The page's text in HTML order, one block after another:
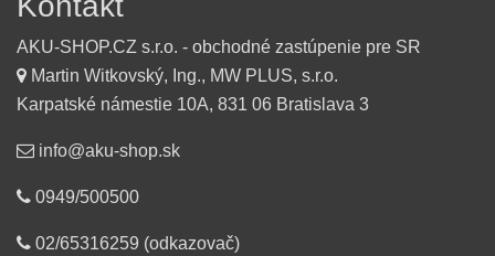
AKU-SHOP.CZ s.r.o. - obchodné zastúpenie pre SR
Martin Witkovský, Ing., MW PLUS, s.r.o.
Karpatské námestie 10A, 831 06 Bratislava 3
info@aku-shop.sk
0949/500500
02/65316259 (odkazovač)